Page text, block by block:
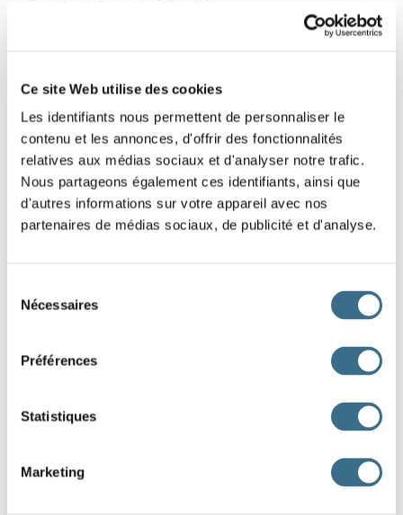
Ce site Web utilise des cookies
Les identifiants nous permettent de personnaliser le
contenu et les annonces, d'offrir des fonctionnalités
relatives aux médias sociaux et d'analyser notre trafic.
Nous partageons également ces identifiants, ainsi que
d'autres informations sur votre appareil avec nos
partenaires de médias sociaux, de publicité et d'analyse.
Nécessaires
Préférences
Statistiques
Marketing
6 - French Game - shuffled letters:
Put the letters of this french word in the right
order.
Hint: traditional dish.
D N
DONE!